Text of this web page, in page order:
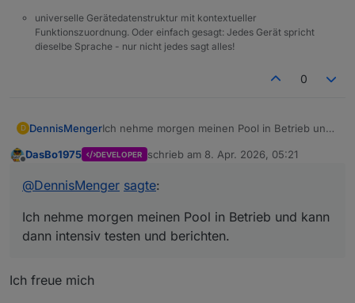
universelle Gerätedatenstruktur mit kontextueller
Funktionszuordnung. Oder einfach gesagt: Jedes Gerät spricht
dieselbe Sprache - nur nicht jedes sagt alles!
0
D DennisMengerIch nehme morgen meinen Pool in Betrieb und
DasBo1975 DEVELOPER schrieb am 8. Apr. 2026, 05:21
zuletzt editiert von
@DennisMenger sagte:
Ich nehme morgen meinen Pool in Betrieb und kann
dann intensiv testen und berichten.
Ich freue mich